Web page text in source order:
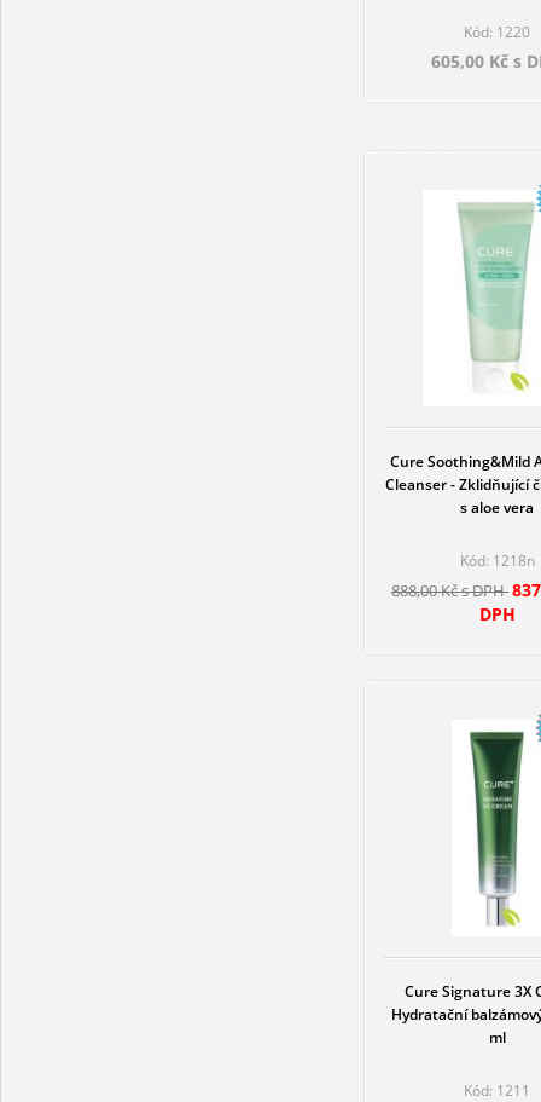
Kód: 1220
605,00 Kč s
Cure Soothing&Mild
Cleanser - Zklidňující
s aloe vera
Kód: 1218n
888,00 Kč s DPH
DPH
Cure Signature 3X
Hydratační
ml
Kód: 1211